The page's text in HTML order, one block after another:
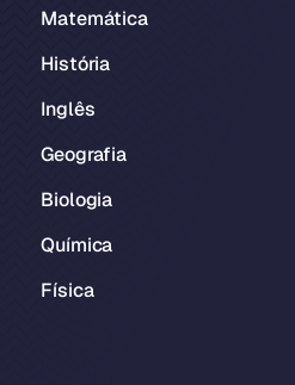
Matemática
História
Inglês
Geografia
Biologia
Química
Física